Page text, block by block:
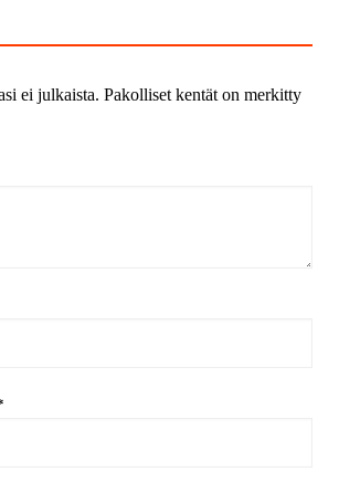
ei julkaista. Pakolliset kentät on merkitty